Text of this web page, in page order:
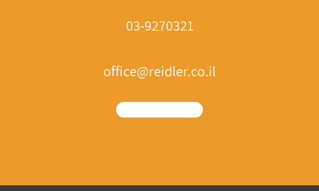
03-9270321
office@reidler.co.il